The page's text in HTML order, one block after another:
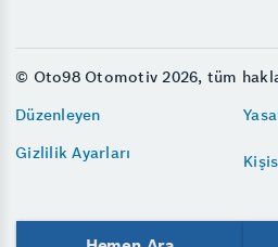
© Oto98 Otomotiv 2026, tüm
Düzenleyen
Gizlilik Ayarları